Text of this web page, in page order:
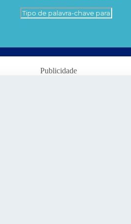
Publicidade